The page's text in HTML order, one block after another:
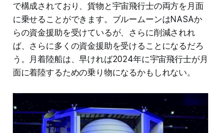
で構成されており、貨物と宇宙飛行士の両方を月面
に乗せることができます。ブルームーンはNASAか
らの資金援助を受けているが、さらに削減されれ
ば、さらに多くの資金援助を受けることになるだろ
う。月着陸船は、早ければ2024年に宇宙飛行士が月
面に着陸するための乗り物になるかもしれない。